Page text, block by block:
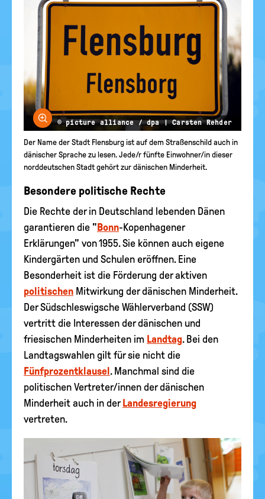
Bild vergrößern
© picture alliance / dpa | Carsten Rehder
Der Name der Stadt Flensburg ist auf dem Straßenschild auch in
dänischer Sprache zu lesen. Jede/r fünfte Einwohner/in dieser
norddeutschen Stadt gehört zur dänischen Minderheit.
Besondere politische Rechte
Die Rechte der in Deutschland lebenden Dänen
garantieren die " Bonn-Kopenhagener
Erklärungen" von 1955. Sie können auch eigene
Kindergärten und Schulen eröffnen. Eine
Besonderheit ist die Förderung der aktiven
politischen Mitwirkung der dänischen Minderheit.
Der Südschleswigsche Wählerverband (SSW)
vertritt die Interessen der dänischen und
friesischen Minderheiten im Landtag. Bei den
Landtagswahlen gilt für sie nicht die
Fünfprozentklausel . Manchmal sind die
politischen Vertreter/innen der dänischen
Minderheit auch in der Landesregierung
vertreten.